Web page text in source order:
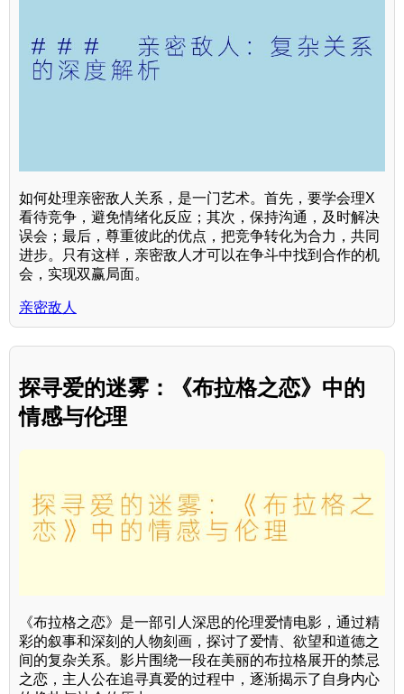
如何处理亲密敌人关系，是一门艺术。首先，要学会理X
看待竞争，避免情绪化反应；其次，保持沟通，及时解决
误会；最后，尊重彼此的优点，把竞争转化为合力，共同
进步。只有这样，亲密敌人才可以在争斗中找到合作的机
会，实现双赢局面。
亲密敌人
探寻爱的迷雾：《布拉格之恋》中的
情感与伦理
《布拉格之恋》是一部引人深思的伦理爱情电影，通过精
彩的叙事和深刻的人物刻画，探讨了爱情、欲望和道德之
间的复杂关系。影片围绕一段在美丽的布拉格展开的禁忌
之恋，主人公在追寻真爱的过程中，逐渐揭示了自身内心